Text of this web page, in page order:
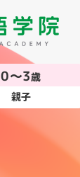
0～3歳
親子